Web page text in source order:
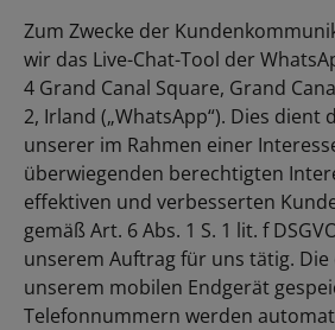
Zum Zwecke der
wir das Live-Chat-Tool der
4 Grand Canal Square, Grand
2, Irland („WhatsApp“). Dies dient
unserer im Rahmen einer
überwiegenden berechtigten
effektiven und verbesserten
gemäß Art. 6 Abs. 1 S. 1 lit. f
unserem Auftrag für uns tätig.
unserem mobilen Endgerät
Telefonnummern werden